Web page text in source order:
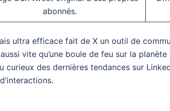
abonnés.
ultra efficace fait de X un outil de
vite qu’une boule de feu sur la
curieux des dernières tendances sur